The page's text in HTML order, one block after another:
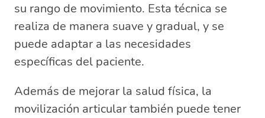
su rango de movimiento. Esta técnica se
realiza de manera suave y gradual, y se
puede adaptar a las necesidades
específicas del paciente.
Además de mejorar la salud física, la
movilización articular también puede tener